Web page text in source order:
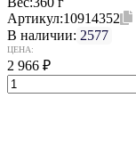
Артикул:10914352
В наличии: 2577
ЦЕНА:
2 966 ₽